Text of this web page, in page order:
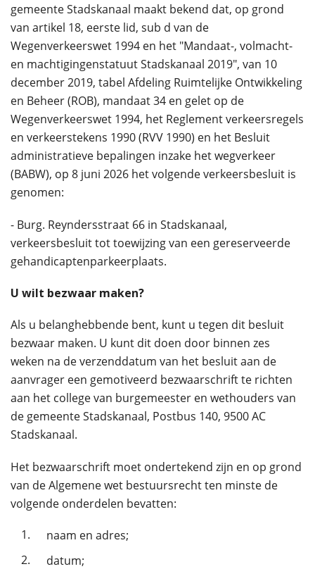
gemeente Stadskanaal maakt bekend dat, op grond
van artikel 18, eerste lid, sub d van de
Wegenverkeerswet 1994 en het "Mandaat-, volmacht-
en machtigingenstatuut Stadskanaal 2019", van 10
december 2019, tabel Afdeling Ruimtelijke Ontwikkeling
en Beheer (ROB), mandaat 34 en gelet op de
Wegenverkeerswet 1994, het Reglement verkeersregels
en verkeerstekens 1990 (RVV 1990) en het Besluit
administratieve bepalingen inzake het wegverkeer
(BABW), op 8 juni 2026 het volgende verkeersbesluit is
genomen:
- Burg. Reyndersstraat 66 in Stadskanaal,
verkeersbesluit tot toewijzing van een gereserveerde
gehandicaptenparkeerplaats.
U wilt bezwaar maken?
Als u belanghebbende bent, kunt u tegen dit besluit
bezwaar maken. U kunt dit doen door binnen zes
weken na de verzenddatum van het besluit aan de
aanvrager een gemotiveerd bezwaarschrift te richten
aan het college van burgemeester en wethouders van
de gemeente Stadskanaal, Postbus 140, 9500 AC
Stadskanaal.
Het bezwaarschrift moet ondertekend zijn en op grond
van de Algemene wet bestuursrecht ten minste de
volgende onderdelen bevatten:
1.
naam en adres;
2.
datum;